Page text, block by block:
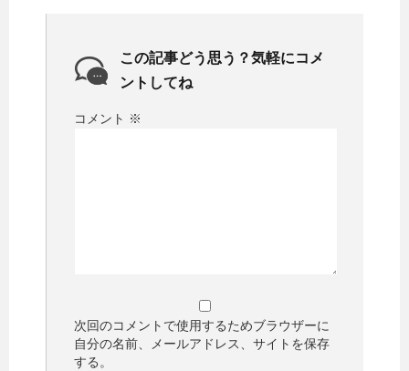
この記事どう思う？気軽にコメ
ントしてね
コメント ※
次回のコメントで使用するためブラウザーに
自分の名前、メールアドレス、サイトを保存
する。